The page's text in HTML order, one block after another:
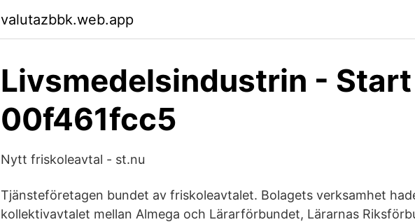
valutazbbk.web.app
Livsmedelsindustrin -
00f461fcc5
Nytt friskoleavtal - st.nu
Tjänsteföretagen bundet av friskoleavtalet. Bolagets verksamhet
kollektivavtalet mellan Almega och Lärarförbundet, Lärarnas